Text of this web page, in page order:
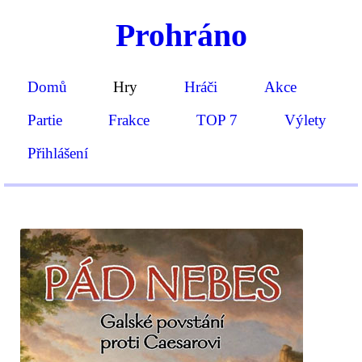
Prohráno
Domů Hry Hráči
Akce
Partie
Frakce TOP 7
Výlety
Přihlášení